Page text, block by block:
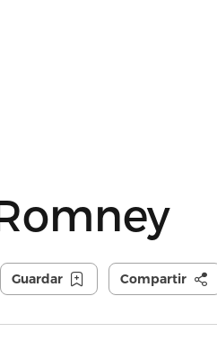
Guardar Compartir